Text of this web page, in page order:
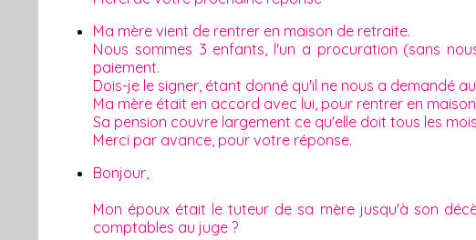
Ma mère vient de rentrer en maison de retraite.
Nous sommes 3 enfants, l'un a procuration (sans
paiement.
Dois-je le signer, étant donné qu'il ne nous a demandé
Ma mère était en accord avec lui, pour rentrer en
Sa pension couvre largement ce qu'elle doit tous les
Merci par avance, pour votre réponse.
Bonjour,
Mon époux était le tuteur de sa mère jusqu'à son
comptables au juge ?